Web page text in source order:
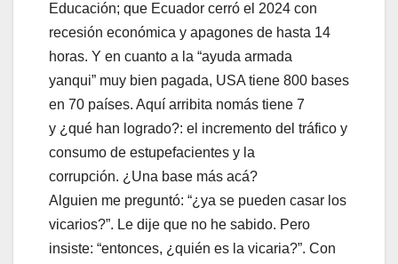
Educación; que Ecuador cerró el 2024 con
recesión económica y apagones de hasta 14
horas. Y en cuanto a la “ayuda armada
yanqui” muy bien pagada, USA tiene 800 bases
en 70 países. Aquí arribita nomás tiene 7
y ¿qué han logrado?: el incremento del tráfico y
consumo de estupefacientes y la
corrupción. ¿Una base más acá?
Alguien me preguntó: “¿ya se pueden casar los
vicarios?”. Le dije que no he sabido. Pero
insiste: “entonces, ¿quién es la vicaria?”. Con